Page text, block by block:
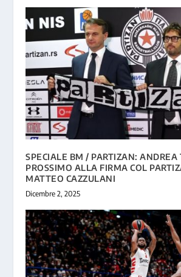
SPECIALE BM / PARTIZAN: ANDREA
PROSSIMO ALLA FIRMA COL
MATTEO CAZZULANI
Dicembre 2, 2025